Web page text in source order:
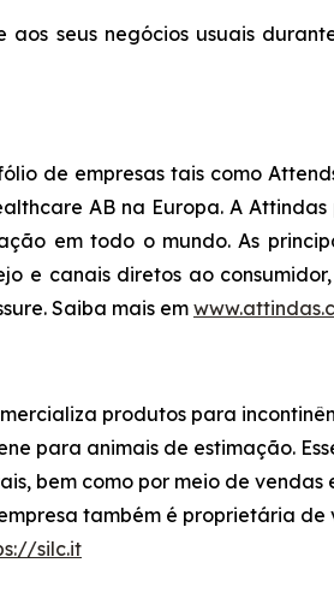
seus negócios usuais
de empresas tais como
AB na Europa. A
em todo o mundo. As
e canais diretos ao
. Saiba mais em
produtos para
para animais de estimação.
bem como por meio de
também é proprietária
silc.it